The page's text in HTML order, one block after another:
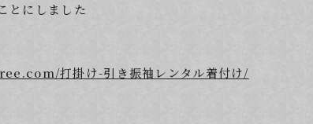
とにしました
打掛け-引き振袖レンタル着付け/